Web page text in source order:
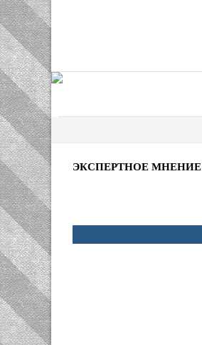
ЭКСПЕРТНОЕ МНЕНИЕ